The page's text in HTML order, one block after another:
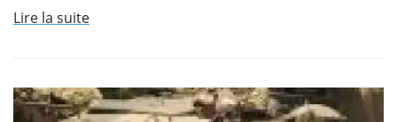
Lire la suite